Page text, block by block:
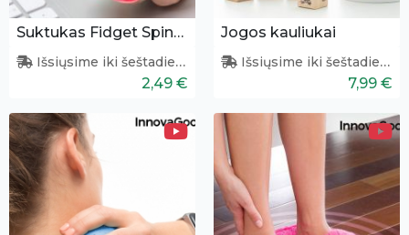
Suktukas Fidget Spinner
Išsiųsime iki šeštadienio
2,49 €
Jogos kauliukai
Išsiųsime iki šeštadienio
7,99 €